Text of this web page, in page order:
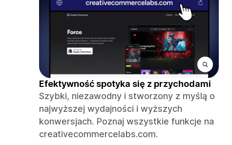
Efektywność spotyka się z przychodami
Szybki, niezawodny i stworzony z myślą o
najwyższej wydajności i wyższych
konwersjach. Poznaj wszystkie funkcje na
creativecommercelabs.com.